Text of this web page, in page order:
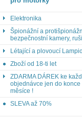
Elektronika
Špionážní a
bezpečnostní kamery,
Létající a plovoucí
Zboží od 18-ti let
ZDARMA DÁREK ke
objednávce jen do konce
měsíce !
SLEVA až 70%